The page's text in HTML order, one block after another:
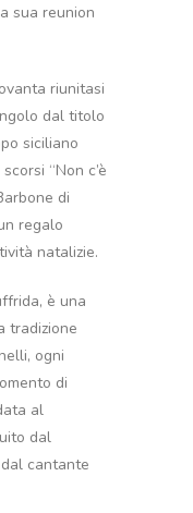
sua reunion
riunitasi
dal titolo
siciliano
“Non c’è
di
regalo
natalizie.
è una
tradizione
ogni
di
al
dal
cantante